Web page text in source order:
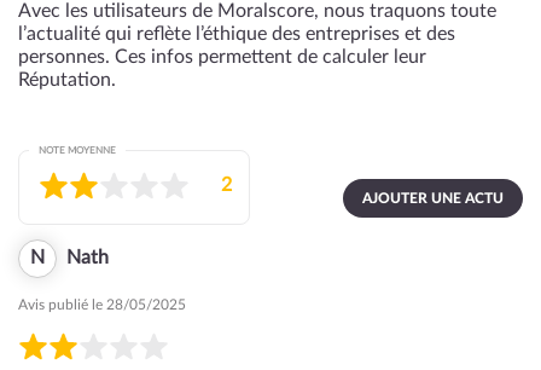
Avec les utilisateurs de Moralscore, nous traquons toute
l’actualité qui reflète l’éthique des entreprises et des
personnes. Ces infos permettent de calculer leur
Réputation.
AJOUTER UNE ACTU
NOTE MOYENNE
2
N Nath
Avis publié le 28/05/2025